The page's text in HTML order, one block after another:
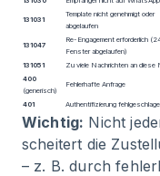
131031
Template nicht genehmigt oder
abgelaufen
131047
Re-Engagement erforderlich
Fenster abgelaufen)
131051 Zu viele Nachrichten an diese
400
(generisch)
Fehlerhafte Anfrage
401 Authentifizierung
Wichtig: Nicht
scheitert die
– z. B. durch